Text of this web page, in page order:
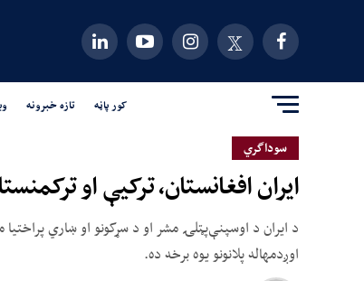
کور پاڼه تازه خبرونه
سوداگري
ایران افغانستان، ترکیې او
د ایران د اوسپنې‌پټلۍ مشر او د سړکونو او ښاري
اوږدمهاله پلانونو یوه برخه ده.